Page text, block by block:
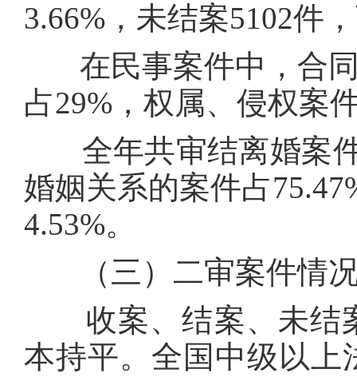
3.66%，未结案5102件
在民事案件中，合同
占29%，权属、侵权案
全年共审结离婚案件
婚姻关系的案件占
4.53%。
（三）二审案件情
收案、结案、未结
本持平。全国中级以上